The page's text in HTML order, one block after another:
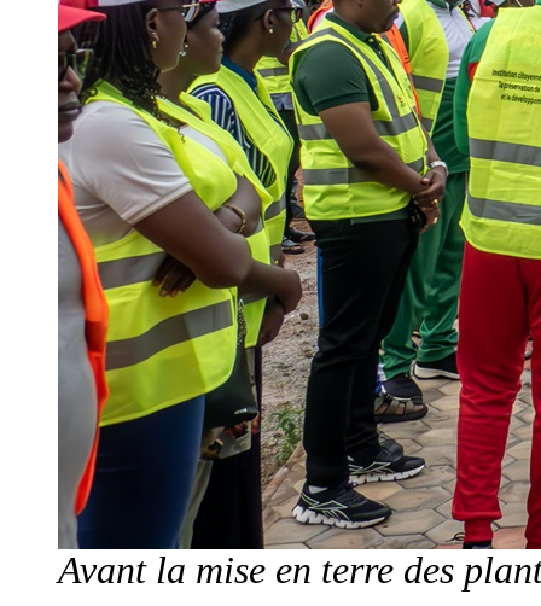
Avant la mise en terre des